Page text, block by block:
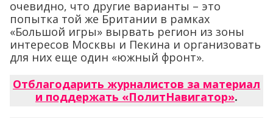
очевидно, что другие варианты – это
попытка той же Британии в рамках
«Большой игры» вырвать регион из зоны
интересов Москвы и Пекина и организовать
для них еще один «южный фронт».
Отблагодарить журналистов за материал
и поддержать «ПолитНавигатор».